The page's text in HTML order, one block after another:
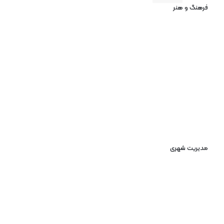
فرهنگ و هنر
مدیریت شهری